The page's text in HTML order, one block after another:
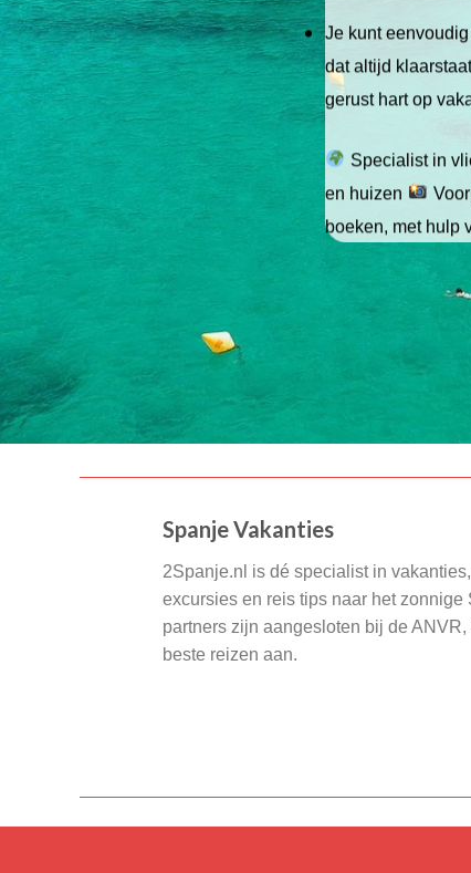
Je kunt
dat altijd
gerust hart op
Specialist in
en huizen
boeken, met hulp
Spanje Vakanties
2Spanje.nl is dé specialist in
excursies en reis tips naar het zonnige
partners zijn aangesloten bij de
beste reizen aan.